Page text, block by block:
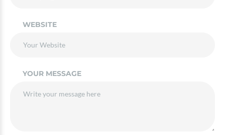
WEBSITE
YOUR MESSAGE